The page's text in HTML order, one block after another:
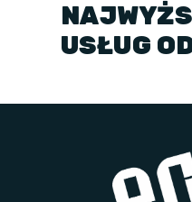
USŁUG